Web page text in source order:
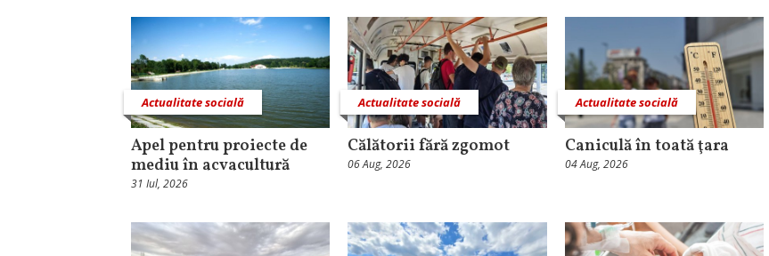
Actualitate socială
Apel pentru proiecte de
mediu în acvacultură
31 Iul, 2026
Actualitate socială
Călătorii fără zgomot
06 Aug, 2026
Actualitate socială
Caniculă în toată ţara
04 Aug, 2026